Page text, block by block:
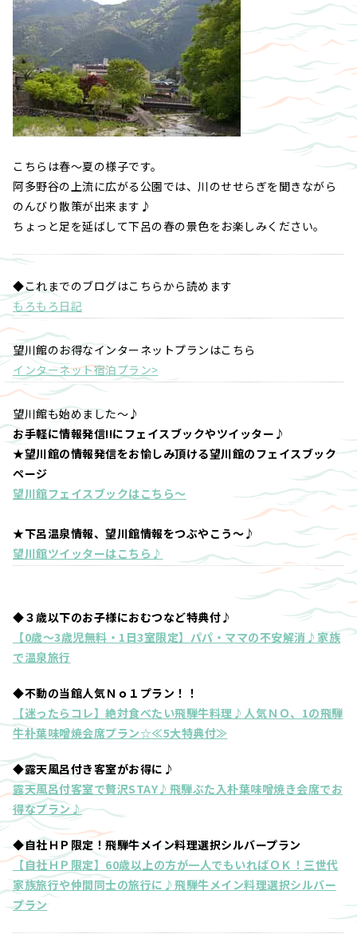
こちらは春～夏の様子です。
阿多野谷の上流に広がる公園では、川のせせらぎを聞きながら
のんびり散策が出来ます♪
ちょっと足を延ばして下呂の春の景色をお楽しみください。
◆これまでのブログはこちらから読めます
もろもろ日記
望川館のお得なインターネットプランはこちら
インターネット宿泊プラン>
望川館も始めました～♪
お手軽に情報発信!!にフェイスブックやツイッター♪
★望川館の情報発信をお愉しみ頂ける望川館のフェイスブック
ページ
望川館フェイスブックはこちら～
★下呂温泉情報、望川館情報をつぶやこう～♪
望川館ツイッターはこちら♪
◆３歳以下のお子様におむつなど特典付♪
【0歳～3歳児無料・1日3室限定】パパ・ママの不安解消♪家族
で温泉旅行
◆不動の当館人気Ｎｏ１プラン！！
【迷ったらコレ】絶対食べたい飛騨牛料理♪人気ＮＯ、1の飛騨
牛朴葉味噌焼会席プラン☆≪5大特典付≫
◆露天風呂付き客室がお得に♪
露天風呂付客室で贅沢STAY♪飛騨ぶた入朴葉味噌焼き会席でお
得なプラン♪
◆自社ＨＰ限定！飛騨牛メイン料理選択シルバープラン
【自社ＨＰ限定】60歳以上の方が一人でもいればＯＫ！三世代
家族旅行や仲間同士の旅行に♪飛騨牛メイン料理選択シルバー
プラン